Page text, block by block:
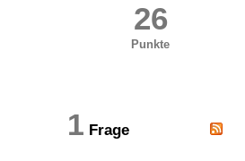
26
Punkte
1 Frage